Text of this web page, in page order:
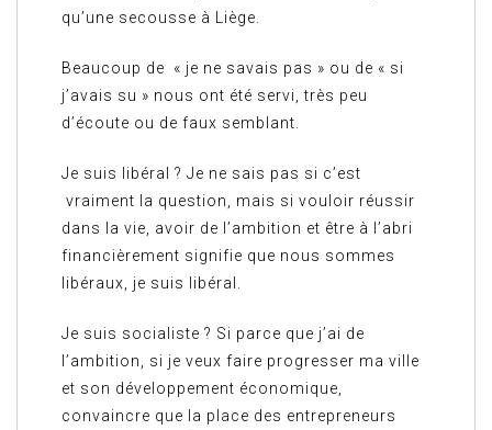
qu’une secousse à Liège.
Beaucoup de « je ne savais pas » ou de « si
j’avais su » nous ont été servi, très peu
d’écoute ou de faux semblant.
Je suis libéral ? Je ne sais pas si c’est
vraiment la question, mais si vouloir réussir
dans la vie, avoir de l’ambition et être à l’abri
financièrement signifie que nous sommes
libéraux, je suis libéral.
Je suis socialiste ? Si parce que j’ai de
l’ambition, si je veux faire progresser ma ville
et son développement économique,
convaincre que la place des entrepreneurs